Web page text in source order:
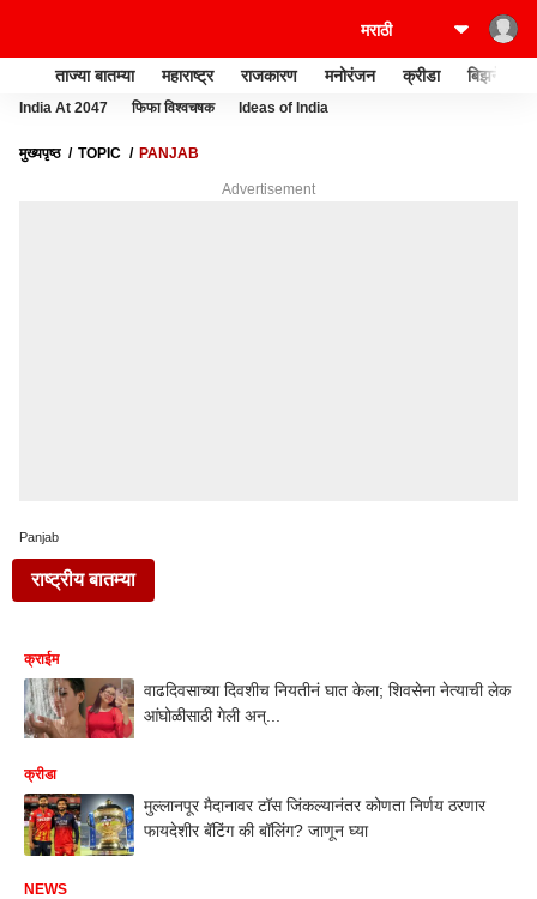
ताज्या बातम्या महाराष्ट्र राजकारण मनोरंजन क्रीडा बिझनेस
India At 2047 फिफा विश्वचषक Ideas of India
मुख्यपृष्ठ TOPIC PANJAB
Advertisement
Panjab
राष्ट्रीय बातम्या
क्राईम
वाढदिवसाच्या दिवशीच नियतीनं घात केला; शिवसेना नेत्याची लेक
आंघोळीसाठी गेली अन्...
क्रीडा
मुल्लानपूर मैदानावर टॉस जिंकल्यानंतर कोणता निर्णय ठरणार
फायदेशीर बॅटिंग की बॉलिंग? जाणून घ्या
NEWS